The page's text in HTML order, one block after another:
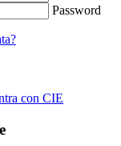
Password
con CIE